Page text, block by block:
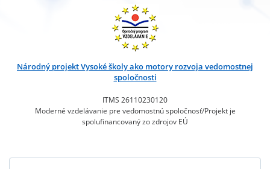
Národný projekt Vysoké školy ako motory rozvoja vedomostnej
spoločnosti
ITMS 26110230120
Moderné vzdelávanie pre vedomostnú spoločnosť/Projekt je
spolufinancovaný zo zdrojov EÚ